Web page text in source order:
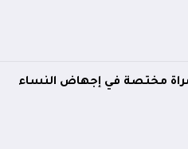
مختصة في إجهاض النساء